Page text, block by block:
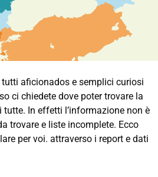
tutti aficionados e semplici curiosi
ci chiedete dove poter trovare la
In effetti l’informazione non è
trovare e liste incomplete. Ecco
per voi. attraverso i report e dati